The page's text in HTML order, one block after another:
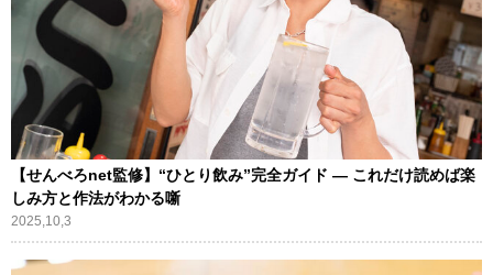
【せんべろnet監修】“ひとり飲み”完全ガイド ― これだけ読めば楽
しみ方と作法がわかる噺
2025,10,3